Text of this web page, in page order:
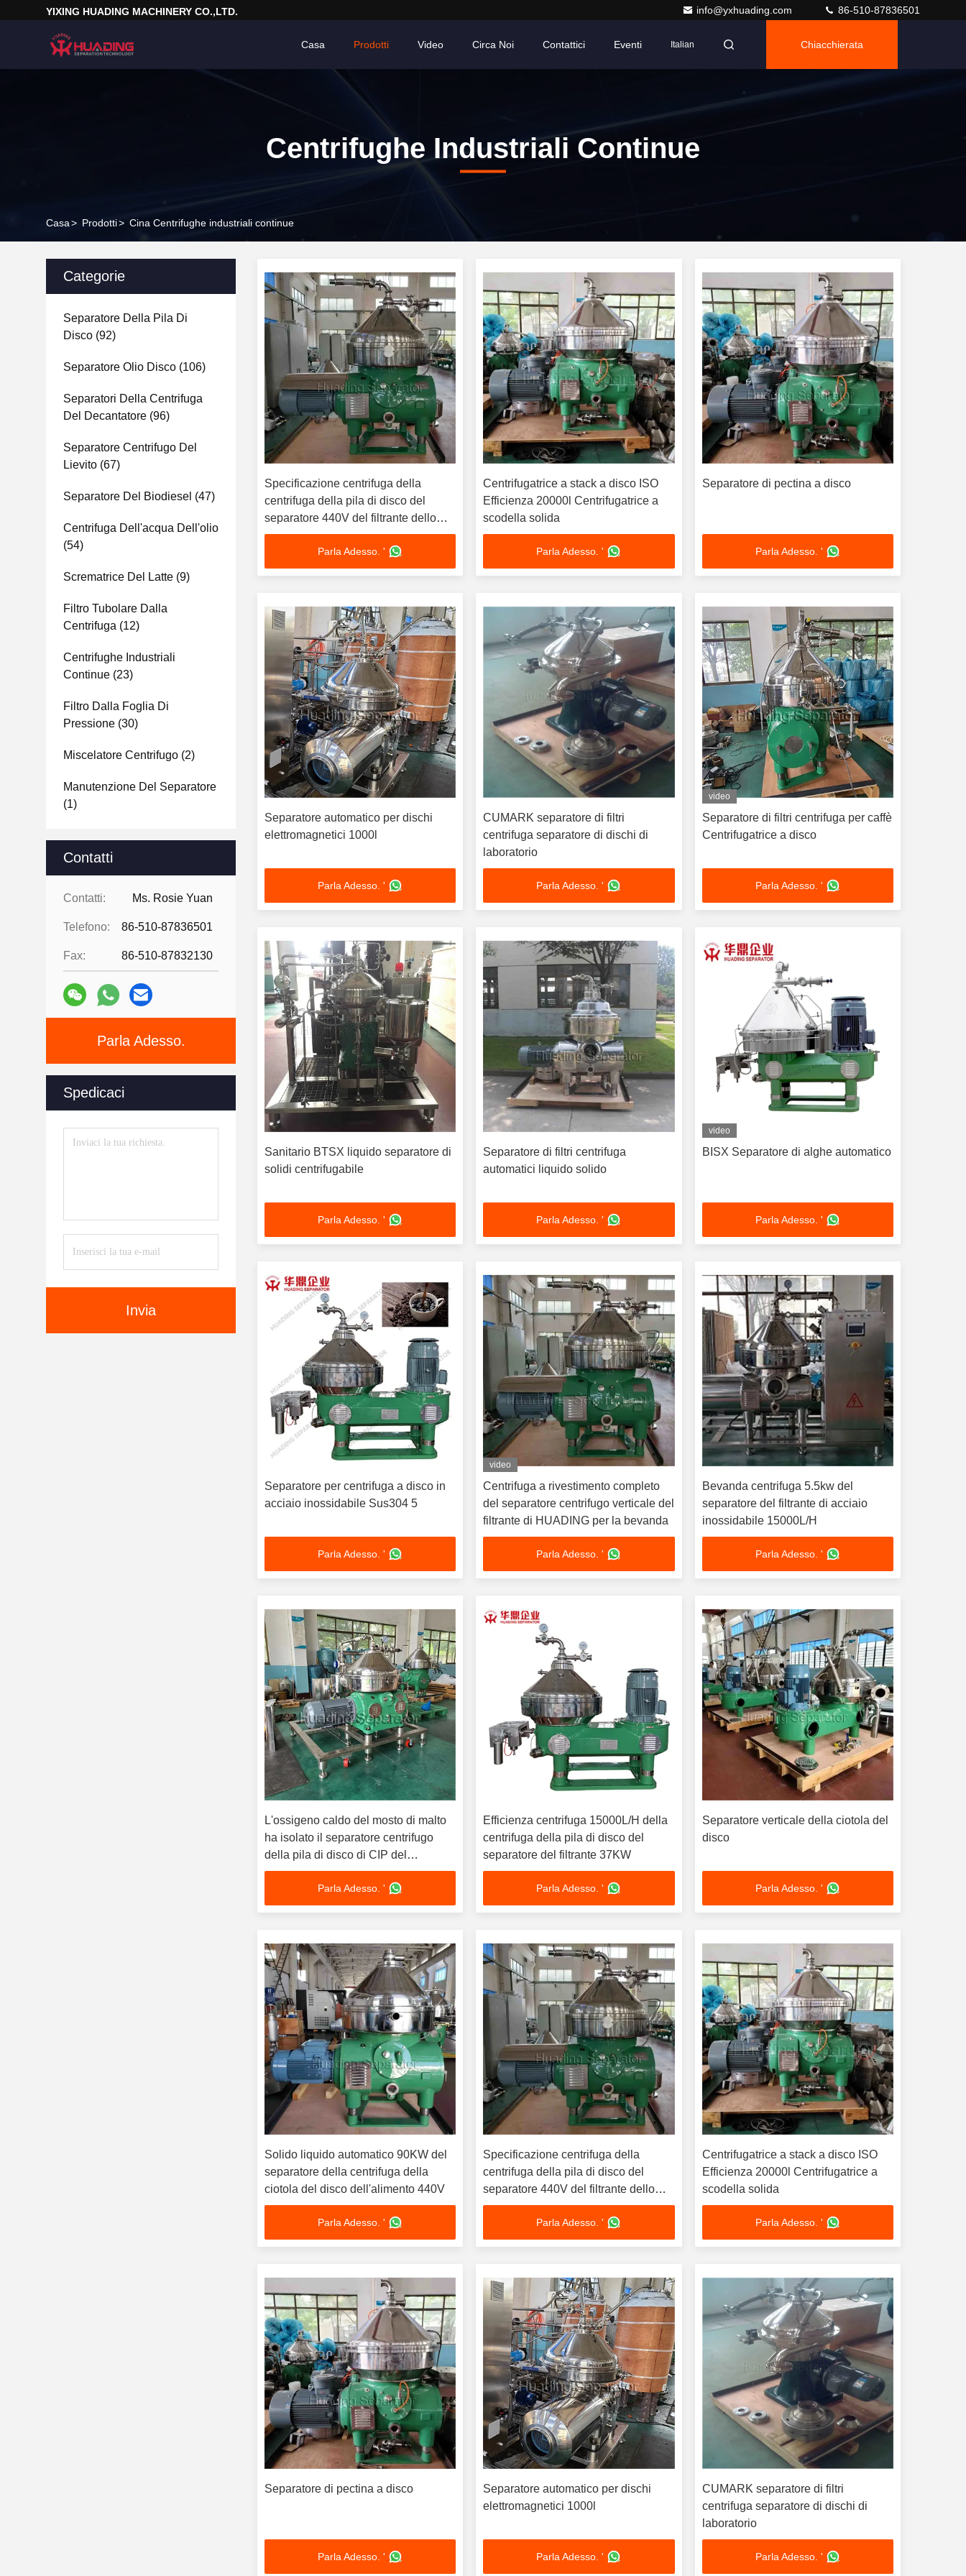
YIXING HUADING MACHINERY CO.,LTD. info@yxhuading.com 86-510-87836501
Casa Prodotti Video Circa Noi Contattici Eventi Italian Chiacchierata
Centrifughe Industriali Continue
Casa> Prodotti> Cina Centrifughe industriali continue
Categorie
Separatore Della Pila Di
Disco (92)
Separatore Olio Disco (106)
Separatori Della Centrifuga
Del Decantatore (96)
Separatore Centrifugo Del
Lievito (67)
Separatore Del Biodiesel (47)
Centrifuga Dell'acqua Dell'olio
(54)
Scrematrice Del Latte (9)
Filtro Tubolare Dalla
Centrifuga (12)
Centrifughe Industriali
Continue (23)
Filtro Dalla Foglia Di
Pressione (30)
Miscelatore Centrifugo (2)
Manutenzione Del Separatore
(1)
Contatti
Contatti: Ms. Rosie Yuan
Telefono: 86-510-87836501
Fax: 86-510-87832130
Parla Adesso.
Spedicaci
Invia
Specificazione centrifuga della
centrifuga della pila di disco del
separatore 440V del filtrante dello
SpA
Parla Adesso. '
Centrifugatrice a stack a disco ISO
Efficienza 20000l Centrifugatrice a
scodella solida
Parla Adesso. '
Separatore di pectina a disco
Parla Adesso. '
Separatore automatico per dischi
elettromagnetici 1000l
Parla Adesso. '
CUMARK separatore di filtri
centrifuga separatore di dischi di
laboratorio
Parla Adesso. '
video
Separatore di filtri centrifuga per caffè
Centrifugatrice a disco
Parla Adesso. '
Sanitario BTSX liquido separatore di
solidi centrifugabile
Parla Adesso. '
Separatore di filtri centrifuga
automatici liquido solido
Parla Adesso. '
video
BISX Separatore di alghe automatico
Parla Adesso. '
Separatore per centrifuga a disco in
acciaio inossidabile Sus304 5
Parla Adesso. '
video
Centrifuga a rivestimento completo
del separatore centrifugo verticale del
filtrante di HUADING per la bevanda
Parla Adesso. '
Bevanda centrifuga 5.5kw del
separatore del filtrante di acciaio
inossidabile 15000L/H
Parla Adesso. '
L'ossigeno caldo del mosto di malto
ha isolato il separatore centrifugo
della pila di disco di CIP del
separatore del filtrante
Parla Adesso. '
Efficienza centrifuga 15000L/H della
centrifuga della pila di disco del
separatore del filtrante 37KW
Parla Adesso. '
Separatore verticale della ciotola del
disco
Parla Adesso. '
Solido liquido automatico 90KW del
separatore della centrifuga della
ciotola del disco dell'alimento 440V
Parla Adesso. '
Specificazione centrifuga della
centrifuga della pila di disco del
separatore 440V del filtrante dello
SpA
Parla Adesso. '
Centrifugatrice a stack a disco ISO
Efficienza 20000l Centrifugatrice a
scodella solida
Parla Adesso. '
Separatore di pectina a disco
Parla Adesso. '
Separatore automatico per dischi
elettromagnetici 1000l
Parla Adesso. '
CUMARK separatore di filtri
centrifuga separatore di dischi di
laboratorio
Parla Adesso. '